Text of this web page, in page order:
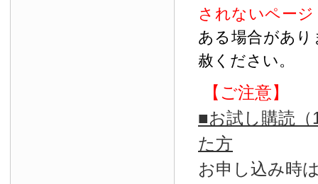
されないペー
ある場合があ
赦ください。
【ご注意】
■お試し購読
た方
お申し込み時